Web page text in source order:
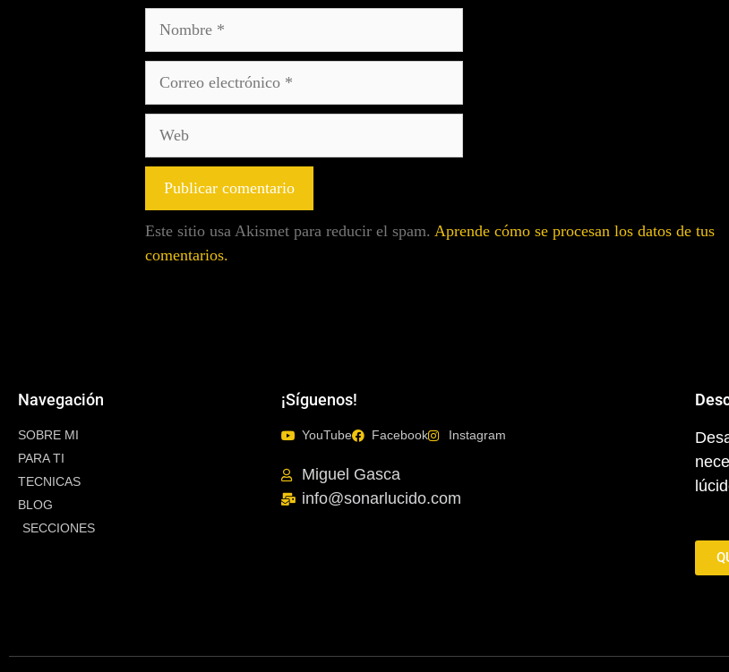
Este sitio usa Akismet para reducir el spam. Aprende cómo se procesan los datos de tus
comentarios.
Navegación
SOBRE MI
PARA TI
TECNICAS
BLOG
SECCIONES
¡Síguenos!
YouTube Facebook Instagram
Miguel Gasca
info@sonarlucido.com